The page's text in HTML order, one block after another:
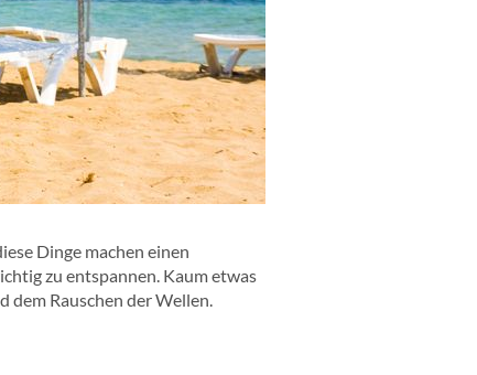
Dinge machen einen
zu entspannen. Kaum etwas
dem Rauschen der Wellen.